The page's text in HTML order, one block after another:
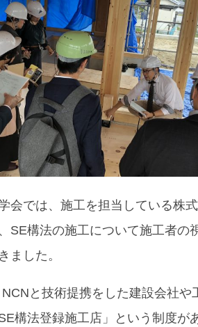
会では、施工を担当している株
SE構法の施工について施工者の
ました。
NCN と技術提携をした建設会社や
構法登録施工店」という制度が